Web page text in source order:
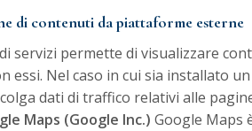
di contenuti da piattaforme esterne
servizi permette di visualizzare
essi. Nel caso in cui sia installato
dati di traffico relativi alle
Maps (Google Inc.) Google Maps